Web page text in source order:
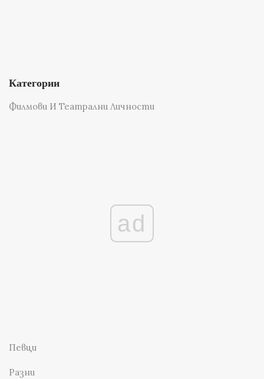
Категории
Филмови И Театрални Личности
ad
Певци
Разни